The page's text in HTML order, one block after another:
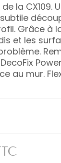
la CX109.
Grâce à
et les
au mur.